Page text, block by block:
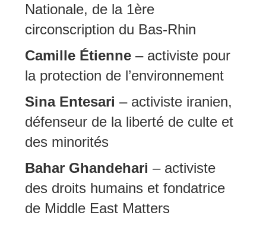
Nationale, de la 1ère
circonscription du Bas-Rhin
Camille Étienne – activiste pour
la protection de l’environnement
Sina Entesari – activiste iranien,
défenseur de la liberté de culte et
des minorités
Bahar Ghandehari – activiste
des droits humains et fondatrice
de Middle East Matters